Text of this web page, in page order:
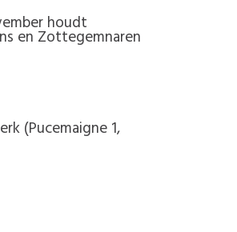
houdt
en Zottegemnaren
(Pucemaigne 1,